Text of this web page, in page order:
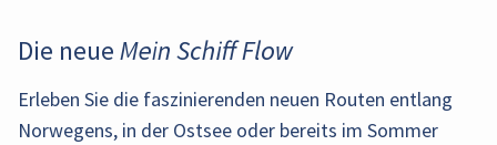
Die neue Mein Schiff Flow
Erleben Sie die faszinierenden neuen Routen entlang
Norwegens, in der Ostsee oder bereits im Sommer